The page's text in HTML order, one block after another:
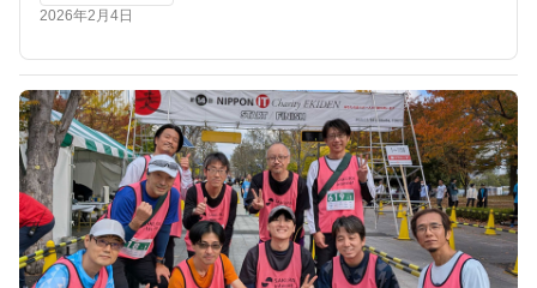
2026年2月4日